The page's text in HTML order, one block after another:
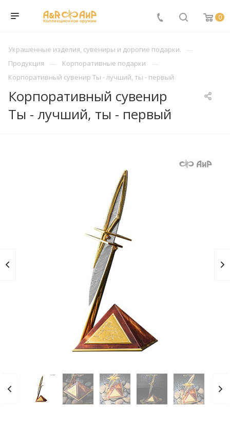
0
Украшенные изделия, сувениры и дорогие подарки.
Продукция
Корпоративные подарки
Корпоративный сувенир Ты - лучший, ты - первый
Корпоративный сувенир
Ты - лучший, ты - первый